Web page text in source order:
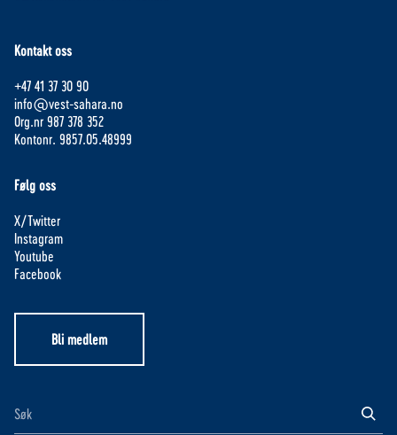
Kontakt oss
+47 41 37 30 90
info@vest-sahara.no
Org.nr 987 378 352
Kontonr. 9857.05.48999
Følg oss
X/Twitter
Instagram
Youtube
Facebook
Bli medlem